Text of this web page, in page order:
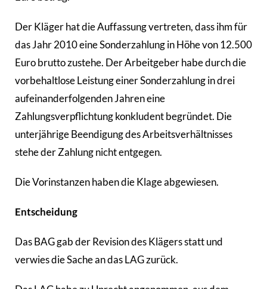
Der Kläger hat die Auffassung vertreten, dass ihm für
das Jahr 2010 eine Sonderzahlung in Höhe von 12.500
Euro brutto zustehe. Der Arbeitgeber habe durch die
vorbehaltlose Leistung einer Sonderzahlung in drei
aufeinanderfolgenden Jahren eine
Zahlungsverpflichtung konkludent begründet. Die
unterjährige Beendigung des Arbeitsverhältnisses
stehe der Zahlung nicht entgegen.
Die Vorinstanzen haben die Klage abgewiesen.
Entscheidung
Das BAG gab der Revision des Klägers statt und
verwies die Sache an das LAG zurück.